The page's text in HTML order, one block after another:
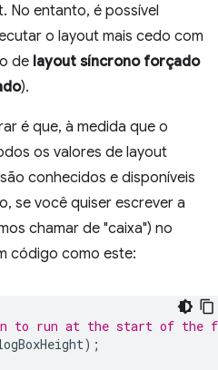
No entanto, é possível
o layout mais cedo com
de layout síncrono forçado
).
é que, à medida que o
os valores de layout
conhecidos e disponíveis
se você quiser escrever a
chamar de "caixa") no
código como este:
to run at the start of the
);